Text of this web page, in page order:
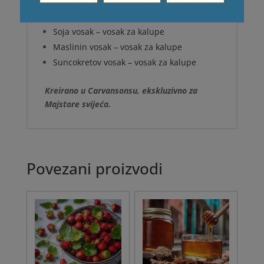
Soja vosak – vosak za kalupe
Maslinin vosak – vosak za kalupe
Suncokretov vosak – vosak za kalupe
Kreirano u Carvansonsu, ekskluzivno za
Majstore svijeća.
Povezani proizvodi